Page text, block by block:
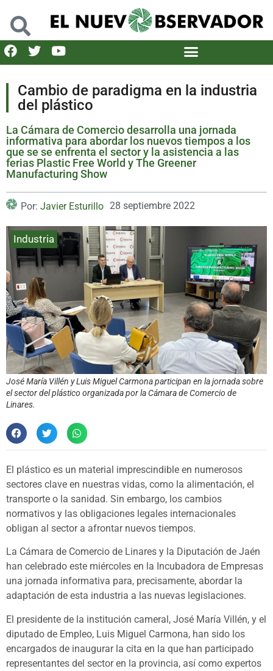
Cambio de paradigma en la industria
del plástico
La Cámara de Comercio desarrolla una jornada
informativa para abordar los nuevos tiempos a los
que se se enfrenta el sector y la asistencia a las
ferias Plastic Free World y The Greener
Manufacturing Show
Por: Javier Esturillo 28 septiembre 2022
Industria
José María Villén y Luis Miguel Carmona participan en la jornada sobre
el sector del plástico organizada por la Cámara de Comercio de
Linares.
El plástico es un material imprescindible en numerosos
sectores clave en nuestras vidas, como la alimentación, el
transporte o la sanidad. Sin embargo, los cambios
normativos y las obligaciones legales internacionales
obligan al sector a afrontar nuevos tiempos.
La Cámara de Comercio de Linares y la Diputación de Jaén
han celebrado este miércoles en la Incubadora de Empresas
una jornada informativa para, precisamente, abordar la
adaptación de esta industria a las nuevas legislaciones.
El presidente de la institución cameral, José María Villén, y el
diputado de Empleo, Luis Miguel Carmona, han sido los
encargados de inaugurar la cita en la que han participado
representantes del sector en la provincia, así como expertos